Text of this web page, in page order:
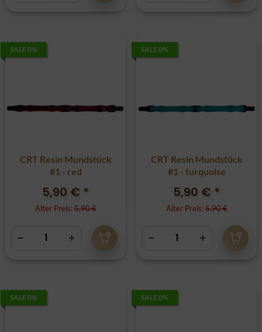
SALE 0%
CRT Resin Mundstück
#1 - red
5,90 € *
Alter Preis:5,90 €
SALE 0%
CRT Resin Mundstück
#1 - turquoise
5,90 € *
Alter Preis:5,90 €
SALE 0% SALE 0%